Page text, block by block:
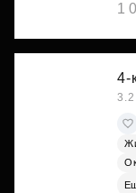
1
4-
3.2